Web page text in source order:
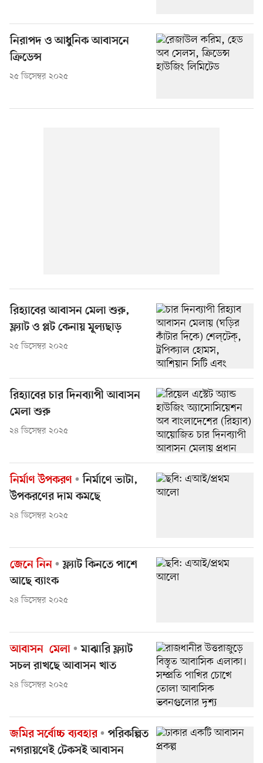
নিরাপদ ও আধুনিক আবাসনে
ক্রিডেন্স
২৫ ডিসেম্বর ২০২৫
রিহ্যাবের আবাসন মেলা শুরু,
ফ্ল্যাট ও প্লট কেনায় মূল্যছাড়
২৫ ডিসেম্বর ২০২৫
রিহ্যাবের চার দিনব্যাপী আবাসন
মেলা শুরু
২৪ ডিসেম্বর ২০২৫
নির্মাণ উপকরণ
নির্মাণে ভাটা,
উপকরণের দাম কমছে
২৪ ডিসেম্বর ২০২৫
জেনে নিন
ফ্ল্যাট কিনতে পাশে
আছে ব্যাংক
২৪ ডিসেম্বর ২০২৫
আবাসন মেলা
মাঝারি ফ্ল্যাট
সচল রাখছে আবাসন খাত
২৪ ডিসেম্বর ২০২৫
জমির সর্বোচ্চ ব্যবহার
পরিকল্পিত
নগরায়ণেই টেকসই আবাসন